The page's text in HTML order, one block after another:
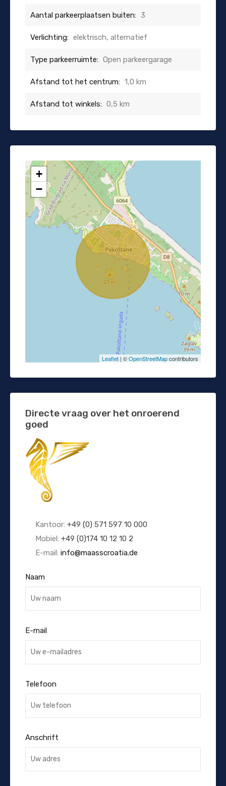
Aantal parkeerplaatsen buiten: 3
Verlichting: elektrisch, alternatief
Type parkeerruimte: Open parkeergarage
Afstand tot het centrum: 1,0 km
Afstand tot winkels: 0,5 km
+
−
Leaflet| ©OpenStreetMapcontributors
Directe vraag over het onroerend
goed
Kantoor: +49 (0) 571 597 10 000
Mobiel: +49 (0)174 10 12 10 2
E-mail: info@maasscroatia.de
Naam
E-mail
Telefoon
Anschrift